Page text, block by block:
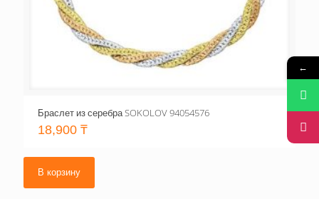
Браслет из серебра SOKOLOV 94054576
18,900 ₸
В корзину
←